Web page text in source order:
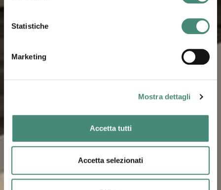
Statistiche
Marketing
Mostra dettagli
Accetta tutti
Accetta selezionati